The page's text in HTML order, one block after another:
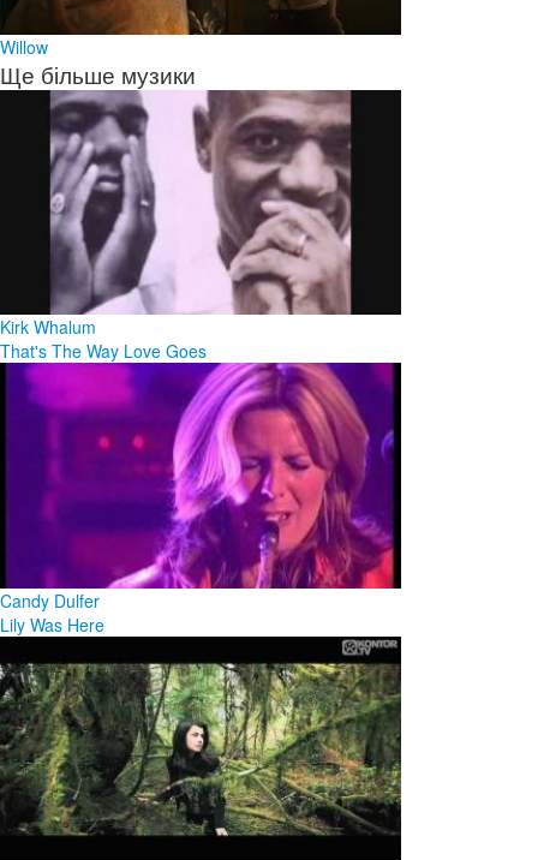
Willow
Ще більше музики
Kirk Whalum
That's The Way Love Goes
Candy Dulfer
Lily Was Here